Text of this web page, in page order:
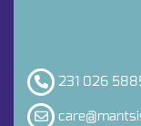
231 026